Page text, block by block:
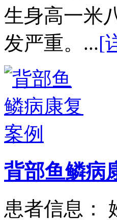
生身高一米
发严重。...[
背部鱼鳞病
患者信息：